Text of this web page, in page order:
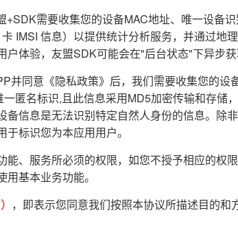
需要收集您的设备MAC地址、唯一设备
IMSI 信息）以提供统计分析服务，并通过地
户体验，友盟SDK可能会在"后台状态"下异步
并同意《隐私政策》后，我们需要收集您的设
匿名标识,且此信息采用MD5加密传输和存储
备信息是无法识别特定自然人身份的信息。除
标识您为本应用用户。
能、服务所必须的权限，如您不授予相应的权
基本业务功能。
，即表示您同意我们按照本协议所描述目的和